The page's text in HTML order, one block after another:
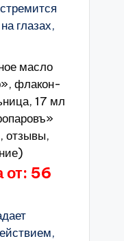
глазах,
масло
флакон-
17 мл
отзывы,
от: 56